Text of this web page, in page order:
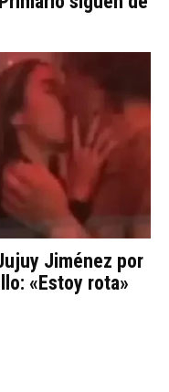
Jiménez por
«Estoy rota»